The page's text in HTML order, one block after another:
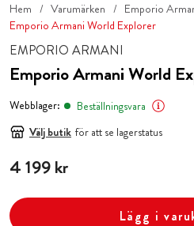
Hem Varumärken
Emporio
Emporio Armani World Explorer
EMPORIO ARMANI
Emporio Armani World
Webblager:
Beställningsvara
Välj butik för att se lagerstatus
Pris:4 199 kr
4 199 kr
Lägg i